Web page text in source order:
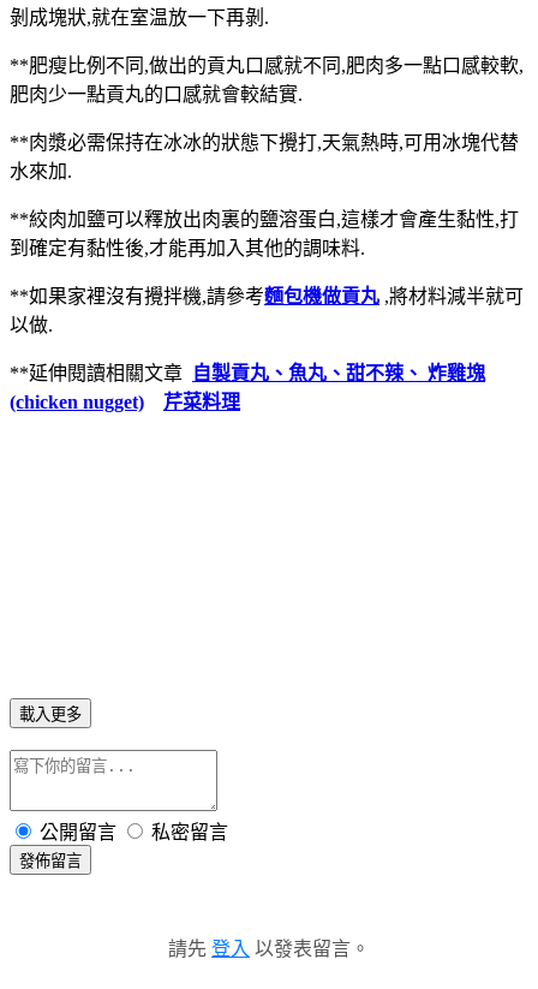
剝成塊狀,就在室温放一下再剝.
**肥瘦比例不同,做出的貢丸口感就不同,肥肉多一點口感較軟,
肥肉少一點貢丸的口感就會較結實.
**肉漿必需保持在冰冰的狀態下攪打,天氣熱時,可用冰塊代替
水來加.
**絞肉加鹽可以釋放出肉裏的鹽溶蛋白,這樣才會產生黏性,打
到確定有黏性後,才能再加入其他的調味料.
**如果家裡沒有攪拌機,請參考麵包機做貢丸 ,將材料減半就可
以做.
**延伸閱讀相關文章
自製貢丸、魚丸、甜不辣、 炸雞塊
(chicken nugget)
芹菜料理
載入更多
公開留言 私密留言
發佈留言
請先 登入 以發表留言。